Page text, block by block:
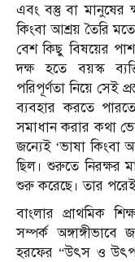
এবং বস্তু বা মানুষের
কিংবা আশ্রয় তৈরি
বেশ কিছু বিষয়ের
দক্ষ হতে বয়স্ক
পরিপূর্ণতা নিয়ে সেই
ব্যবহার করতে
সমাধান করার কথা
জন্যেই ‘ভাষা কিংবা
ছিল। শুরুতে নিরক্ষর
শুরু করেছে। তার
বাংলার প্রাথমিক
সম্পর্ক
হরফের “উৎস ও